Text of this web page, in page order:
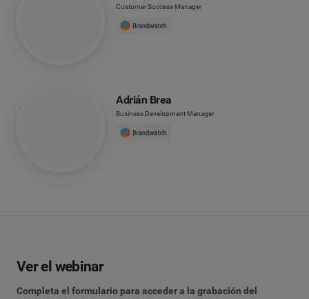
Customer Success Manager
Adrián Brea
Business Development Manager
Ver el webinar
Completa el formulario para acceder a la grabación del